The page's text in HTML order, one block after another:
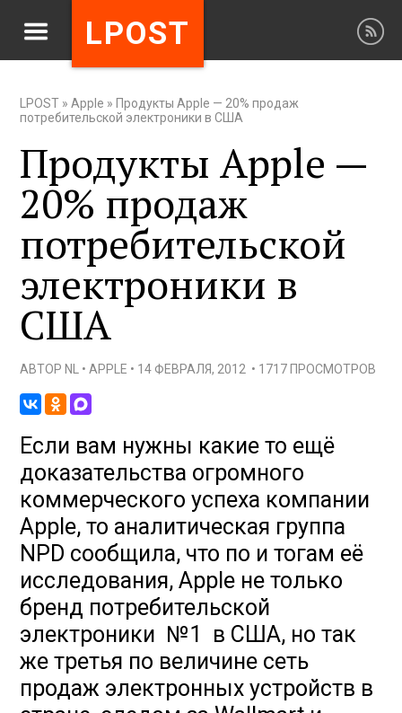
LPOST
LPOST »Apple » Продукты Apple — 20% продаж
потребительской электроники в США
Продукты Apple —
20% продаж
потребительской
электроники в
США
АВТОР NL •APPLE • 14 ФЕВРАЛЯ, 2012 • 1717 ПРОСМОТРОВ
Если вам нужны какие то ещё
доказательства огромного
коммерческого успеха компании
Apple, то аналитическая группа
NPD сообщила, что по и тогам её
исследования, Apple не только
бренд потребительской
электроники №1 в США, но так
же третья по величине сеть
продаж электронных устройств в